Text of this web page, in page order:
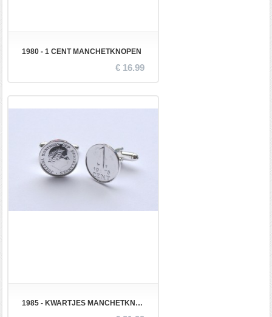
1980 - 1 CENT MANCHETKNOPEN
€ 16.99
1985 - KWARTJES MANCHETKNOPEN